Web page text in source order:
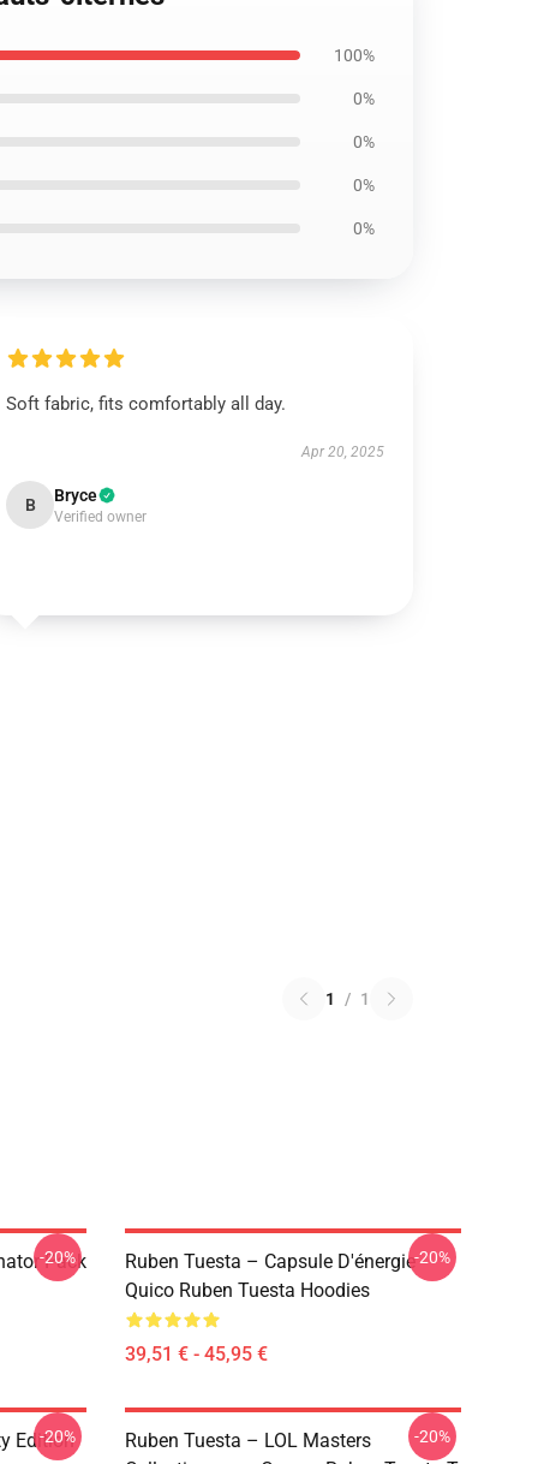
100%
0%
0%
0%
0%
Soft fabric, fits comfortably all day.
Apr 20, 2025
B Bryce
Verified owner
1 / 1
Pack
-20%
Ruben Tuesta – Capsule D'énergie
Quico Ruben Tuesta Hoodies
39,51 € - 45,95 €
-20%
Edition
-20%
Ruben Tuesta – LOL Masters
-20%